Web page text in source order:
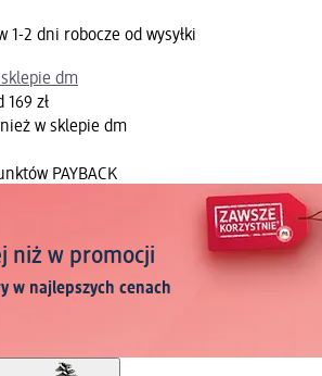
1-2 dni robocze od wysyłki
dm
169 zł
w sklepie dm
PAYBACK
niż w promocji
w najlepszych cenach